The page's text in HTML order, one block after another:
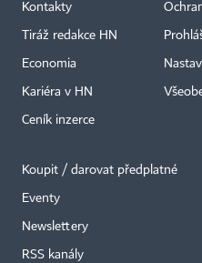
Kontakty
Tiráž redakce HN
Economia
Kariéra v HN
Ceník inzerce
Koupit / darovat předplatné
Eventy
Newslettery
RSS kanály